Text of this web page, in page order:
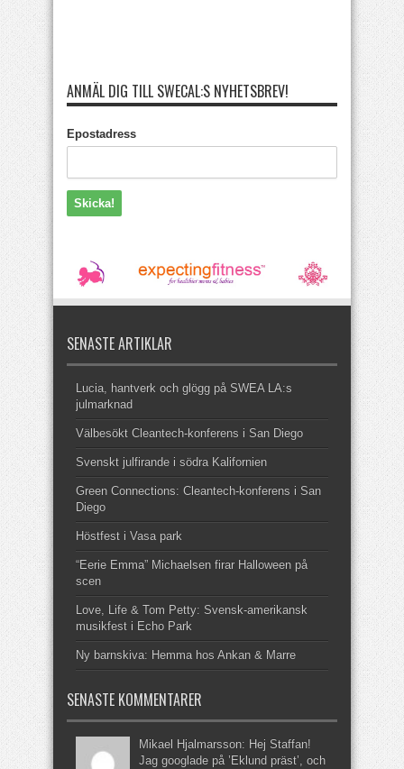
ANMÄL DIG TILL SWECAL:S NYHETSBREV!
Epostadress
SENASTE ARTIKLAR
Lucia, hantverk och glögg på SWEA LA:s
julmarknad
Välbesökt Cleantech-konferens i San Diego
Svenskt julfirande i södra Kalifornien
Green Connections: Cleantech-konferens i San
Diego
Höstfest i Vasa park
“Eerie Emma” Michaelsen firar Halloween på
scen
Love, Life & Tom Petty: Svensk-amerikansk
musikfest i Echo Park
Ny barnskiva: Hemma hos Ankan & Marre
SENASTE KOMMENTARER
Mikael Hjalmarsson: Hej Staffan!
Jag googlade på ’Eklund präst’, och